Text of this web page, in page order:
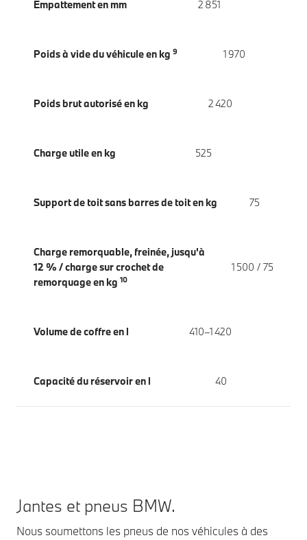
Empattement en mm 2 851
Poids à vide du véhicule en kg 9 1 970
Poids brut autorisé en kg 2 420
Charge utile en kg 525
Support de toit sans barres de toit en kg 75
Charge remorquable, freinée, jusqu'à
12 % / charge sur crochet de
remorquage en kg 10
1 500 / 75
Volume de coffre en l 410–1 420
Capacité du réservoir en l 40
Jantes et pneus BMW.
Nous soumettons les pneus de nos véhicules à des